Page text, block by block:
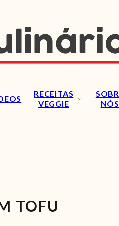
RECEITAS
VEGGIE
NÓS
VÍDEOS
TOFU